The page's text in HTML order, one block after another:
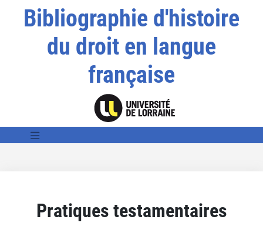
Bibliographie d'histoire
du droit en langue
française
Pratiques testamentaires